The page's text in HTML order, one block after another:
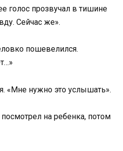
голос прозвучал в тишине
Сейчас же».
пошевелился.
«Мне нужно это услышать».
на ребенка, потом